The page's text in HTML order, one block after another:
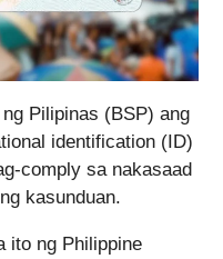
Pilipinas (BSP) ang
identification (ID)
comply sa nakasaad
kasunduan.
ito ng Philippine